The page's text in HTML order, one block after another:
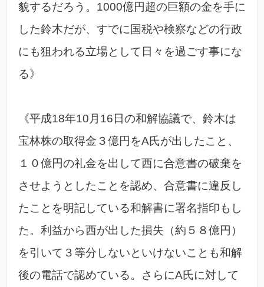
貌するだろう。1000億円超の巨額の金を手に
した鈴木だが、すでに国税や検察などの行政
にも狙われる立場として日々を過ごす事にな
る》
《平成18年10月16日の和解協議で、鈴木は
宝林株の取得金３億円をA氏が出したこと、
１０億円の礼金を出して西に合意書の破棄を
させようとしたことを認め、合意書に違反し
たことを明記している和解書に署名指印もし
た。利益から西が出した損失（約５８億円）
を引いて３等分しないといけないことも和解
後の電話で認めている。さらにA氏に対して